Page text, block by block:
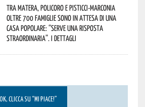
Tra Matera, Policoro e Pisticci-Marconia
oltre 700 famiglie sono in attesa di una
casa popolare: “serve una risposta
straordinaria”. I dettagli
CLICCA SU “MI PIACE!”